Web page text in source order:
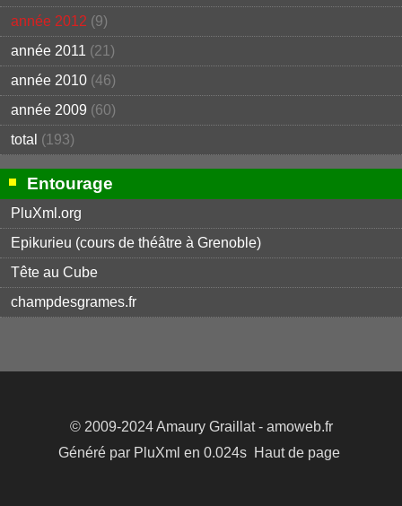
année 2012 (9)
année 2011 (21)
année 2010 (46)
année 2009 (60)
total (193)
Entourage
PluXml.org
Epikurieu (cours de théâtre à Grenoble)
Tête au Cube
champdesgrames.fr
© 2009-2024Amaury Graillat- amoweb.fr
Généré par PluXml en 0.024s Haut de page